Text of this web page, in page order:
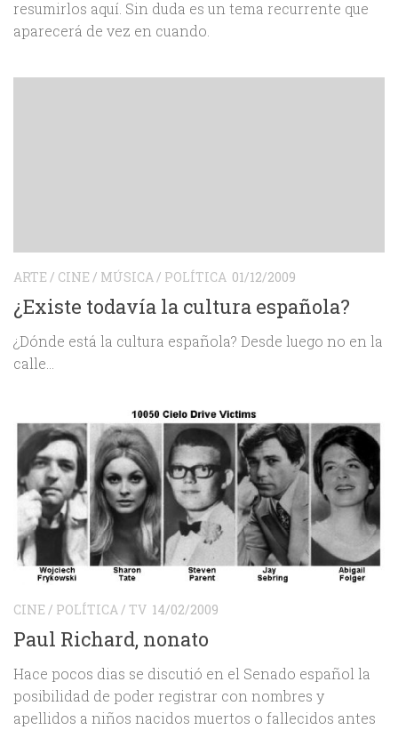
resumirlos aquí. Sin duda es un tema recurrente que
aparecerá de vez en cuando.
ARTE / CINE / MÚSICA/ POLÍTICA 01/12/2009
¿Existe todavía la cultura española?
¿Dónde está la cultura española? Desde luego no en la
calle…
CINE / POLÍTICA/ TV 14/02/2009
Paul Richard, nonato
Hace pocos dias se discutió en el Senado español la
posibilidad de poder registrar con nombres y
apellidos a niños nacidos muertos o fallecidos antes